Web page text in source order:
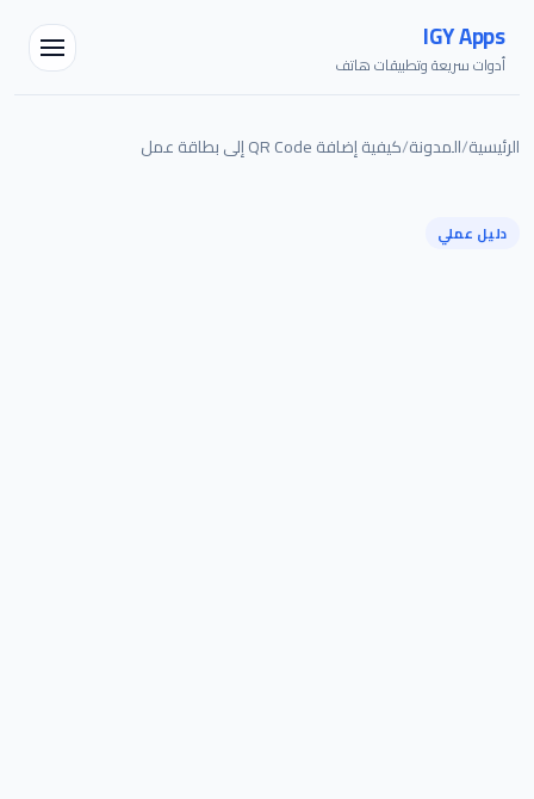
IGY Apps
أدوات سريعة وتطبيقات هاتف
الرئيسية/المدونة/كيفية إضافة QR Code إلى بطاقة عمل
دليل عملي